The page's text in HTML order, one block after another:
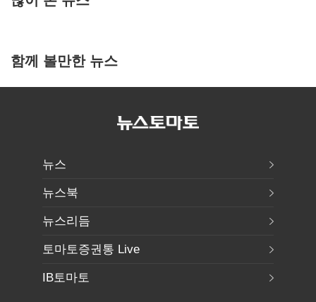
함께 볼만한 뉴스
뉴스
뉴스북
뉴스리듬
토마토증권통 Live
IB토마토